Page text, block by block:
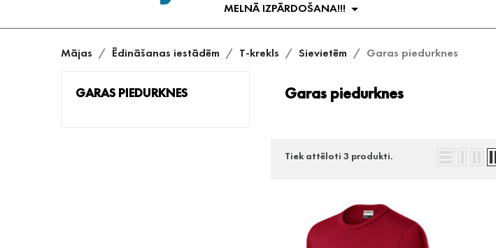
MELNĀ IZPĀRDOŠANA!!!
Mājas Ēdināšanas iestādēm T-krekls Sievietēm Garas piedurknes
GARAS PIEDURKNES Garas piedurknes
Tiek attēloti 3 produkti.